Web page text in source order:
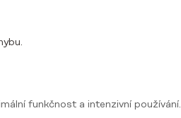
funkčnost a intenzivní používání.